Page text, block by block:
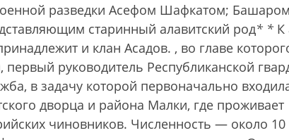
разведки Асефом Шафкатом; Башаром
старинный алавитский род* * К
и клан Асадов. , во главе
руководитель Республиканской
в задачу которой первоначально
дворца и района Малки, где проживает
чиновников. Численность — около 10